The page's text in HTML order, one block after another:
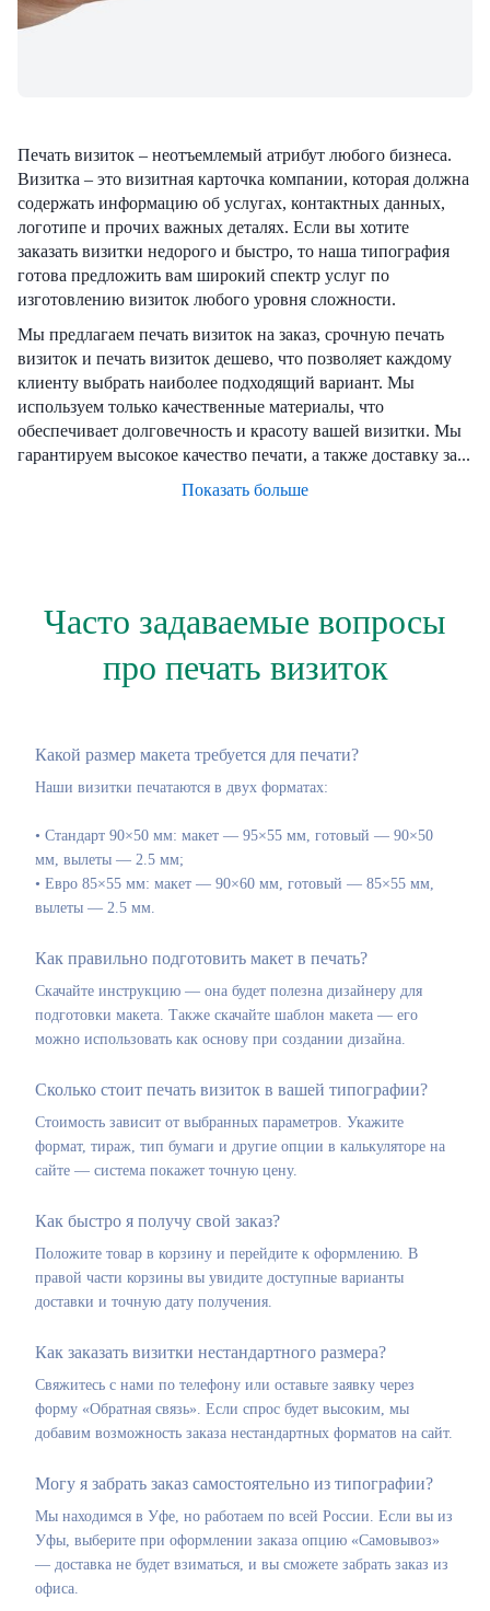
Печать визиток – неотъемлемый атрибут любого бизнеса.
Визитка – это визитная карточка компании, которая должна
содержать информацию об услугах, контактных данных,
логотипе и прочих важных деталях. Если вы хотите
заказать визитки недорого и быстро, то наша типография
готова предложить вам широкий спектр услуг по
изготовлению визиток любого уровня сложности.
Мы предлагаем печать визиток на заказ, срочную печать
визиток и печать визиток дешево, что позволяет каждому
клиенту выбрать наиболее подходящий вариант. Мы
используем только качественные материалы, что
обеспечивает долговечность и красоту вашей визитки. Мы
гарантируем высокое качество печати, а также доставку за...
Показать больше
Часто задаваемые вопросы
про печать визиток
Какой размер макета требуется для печати?
Наши визитки печатаются в двух форматах:
• Стандарт 90×50 мм: макет — 95×55 мм, готовый — 90×50
мм, вылеты — 2.5 мм;
• Евро 85×55 мм: макет — 90×60 мм, готовый — 85×55 мм,
вылеты — 2.5 мм.
Как правильно подготовить макет в печать?
Скачайте инструкцию — она будет полезна дизайнеру для
подготовки макета. Также скачайте шаблон макета — его
можно использовать как основу при создании дизайна.
Сколько стоит печать визиток в вашей типографии?
Стоимость зависит от выбранных параметров. Укажите
формат, тираж, тип бумаги и другие опции в калькуляторе на
сайте — система покажет точную цену.
Как быстро я получу свой заказ?
Положите товар в корзину и перейдите к оформлению. В
правой части корзины вы увидите доступные варианты
доставки и точную дату получения.
Как заказать визитки нестандартного размера?
Свяжитесь с нами по телефону или оставьте заявку через
форму «Обратная связь». Если спрос будет высоким, мы
добавим возможность заказа нестандартных форматов на сайт.
Могу я забрать заказ самостоятельно из типографии?
Мы находимся в Уфе, но работаем по всей России. Если вы из
Уфы, выберите при оформлении заказа опцию «Самовывоз»
— доставка не будет взиматься, и вы сможете забрать заказ из
офиса.